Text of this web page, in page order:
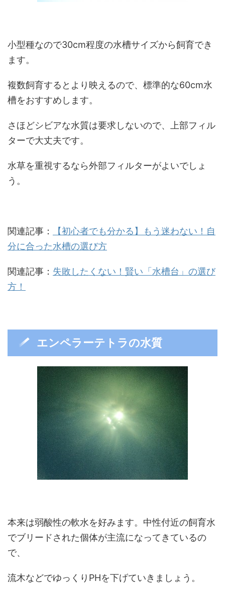
小型種なので30cm程度の水槽サイズから飼育でき
ます。
複数飼育するとより映えるので、標準的な60cm水
槽をおすすめします。
さほどシビアな水質は要求しないので、上部フィル
ターで大丈夫です。
水草を重視するなら外部フィルターがよいでしょ
う。
関連記事：
【初心者でも分かる】もう迷わない！自
分に合った水槽の選び方
関連記事： 失敗したくない！賢い「水槽台」の選び
方！
エンペラーテトラの水質
本来は弱酸性の軟水を好みます。中性付近の飼育水
でブリードされた個体が主流になってきているの
で、
流木などでゆっくりPHを下げていきましょう。